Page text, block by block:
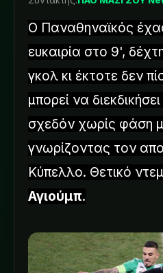
Ο Παναθηναϊκός
ευκαιρία στο 9',
γκολ κι έκτοτε δεν
μπορεί να
σχεδόν χωρίς φάση
γνωρίζοντας τον
Κύπελλο. Θετικό
Αγιούμπ.